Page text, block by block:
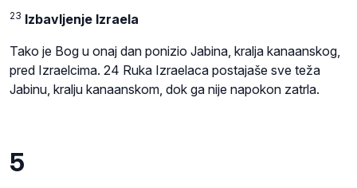
23 Izbavljenje Izraela
Tako je Bog u onaj dan ponizio Jabina, kralja kanaanskog,
pred Izraelcima. 24 Ruka Izraelaca postajaše sve teža
Jabinu, kralju kanaanskom, dok ga nije napokon zatrla.
5